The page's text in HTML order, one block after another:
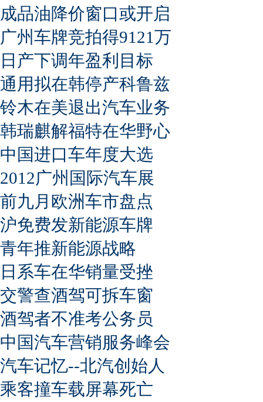
成品油降价窗口或开启
广州车牌竞拍得9121万
日产下调年盈利目标
通用拟在韩停产科鲁兹
铃木在美退出汽车业务
韩瑞麒解福特在华野心
中国进口车年度大选
2012广州国际汽车展
前九月欧洲车市盘点
沪免费发新能源车牌
青年推新能源战略
日系车在华销量受挫
交警查酒驾可拆车窗
酒驾者不准考公务员
中国汽车营销服务峰会
汽车记忆--北汽创始人
乘客撞车载屏幕死亡